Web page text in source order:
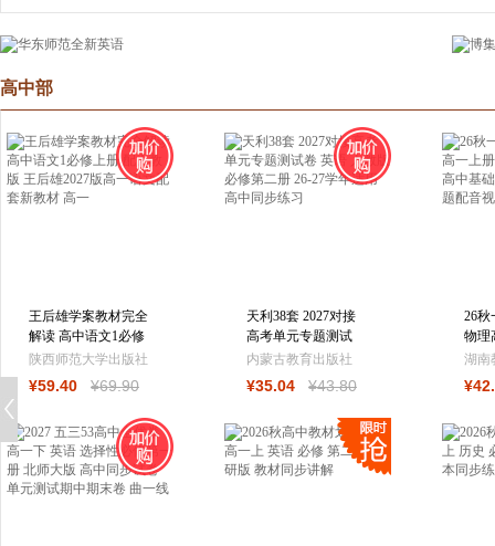
高中部
王后雄学案教材完全
解读 高中语文1必修
上册 配人教版 王后
陕西师范大学出版社
¥59.40 ¥69.90
天利38套 2027对接
高考单元专题测试
卷 英语 人教版必修
内蒙古教育出版社
¥35.04 ¥43.80
26秋
物理
习方
湖南
¥42